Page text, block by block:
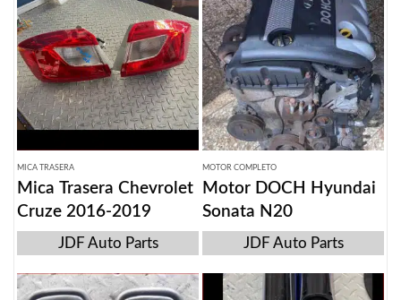
MICA TRASERA
Mica Trasera Chevrolet
Cruze 2016-2019
JDF Auto Parts
MOTOR COMPLETO
Motor DOCH Hyundai
Sonata N20
JDF Auto Parts